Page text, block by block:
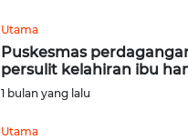
Utama
Puskesmas
persulit kelahiran ibu
1 bulan yang lalu
Utama